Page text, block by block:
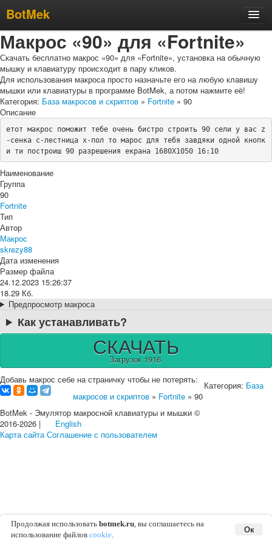
BotMek
Скачать
Обзор
Обновления
Инструкция
Статьи
Бесплатные макросы
Тарифы
Отзывы
Форум
Макрос «90» для «Fortnite»
Скачать бесплатно макрос «90» для «Fortnite», установка на обычную
мышку и клавиатуру происходит в пару кликов.
Для использования макроса просто назначьте его на любую клавишу
мышки или клавиатуры в программе BotMek, а потом нажмите её!
Категория: База макросов и скриптов » Fortnite » 90
Описание
етот макрос поможит тебе очень бистро строить 90 сели у вас z
-сенка с-лестница х-пол то марос для тебя завдяки одной кнопк
и ти построиш 90 разрешения екрана 1680Х1050 16:10
Наименование
Группа
90
Fortnite
Тип
Автор
Макрос
skrezy88
Дата изменения
Размер файла
24.12.2023 15:26:37
18.29 Кб.
Предпросмотр макроса
Как устанавливать?
СКАЧАТЬ
Загрузок 1916
Добавь макрос себе на страничку чтобы не потерять:
Категория: База
макросов и скриптов » Fortnite » 90
BotMek - Эмулятор макросной клавиатуры и мышки ©
2016-2026 |
English
Карта сайта Соглашение с пользователем